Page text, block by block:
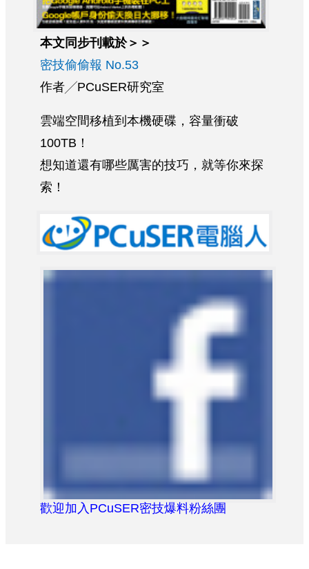
本文同步刊載於＞＞
密技偷偷報 No.53
作者╱PCuSER研究室
雲端空間移植到本機硬碟，容量衝破
100TB！
想知道還有哪些厲害的技巧，就等你來探
索！
歡迎加入PCuSER密技爆料粉絲團